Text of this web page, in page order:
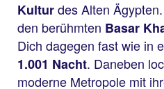
Kulturdes Alten
den berühmten Basar
Dich dagegen fast wie in
1.001 Nacht. Daneben
moderne Metropole mit